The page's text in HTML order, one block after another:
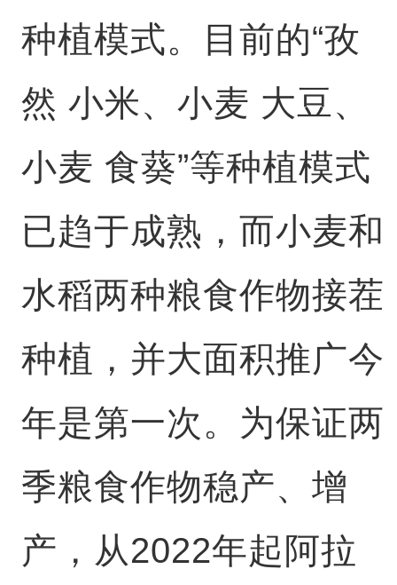
种植模式。目前的“孜
然 小米、小麦 大豆、
小麦 食葵”等种植模式
已趋于成熟，而小麦和
水稻两种粮食作物接茬
种植，并大面积推广今
年是第一次。为保证两
季粮食作物稳产、增
产，从2022年起阿拉